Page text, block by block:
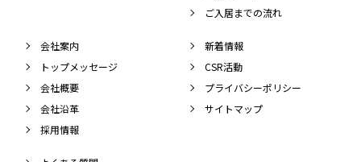
ご入居までの流れ
会社案内
トップメッセージ
会社概要
会社沿革
採用情報
新着情報
CSR活動
プライバシーポリシー
サイトマップ